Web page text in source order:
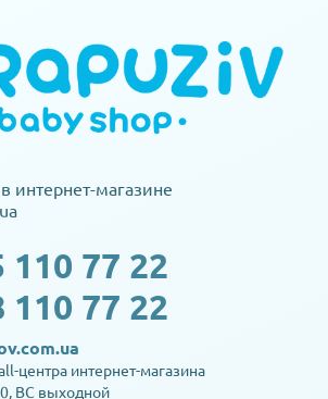
интернет-магазине
110 77 22
110 77 22
центра интернет-магазина
ВС выходной